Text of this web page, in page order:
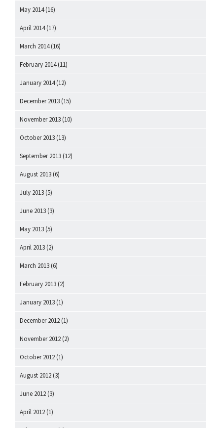
May 2014(16)
April 2014(17)
March 2014(16)
February 2014(11)
January 2014(12)
December 2013 (15)
November 2013 (10)
October 2013 (13)
September 2013 (12)
August 2013 (6)
July 2013 (5)
June 2013 (3)
May 2013 (5)
April 2013 (2)
March 2013 (6)
February 2013 (2)
January 2013 (1)
December 2012 (1)
November 2012 (2)
October 2012 (1)
August 2012 (3)
June 2012 (3)
April 2012 (1)